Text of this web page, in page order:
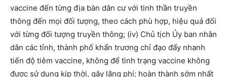
vaccine đến từng địa bàn dân cư với tinh thần truyền
thông đến mọi đối tượng, theo cách phù hợp, hiệu quả đối
với từng đối tượng truyền thông; (iv) Chủ tịch Ủy ban nhân
dân các tỉnh, thành phố khẩn trương chỉ đạo đẩy nhanh
tiến độ tiêm vaccine, không để tình trạng vaccine không
được sử dụng kịp thời, gây lãng phí; hoàn thành sớm nhất